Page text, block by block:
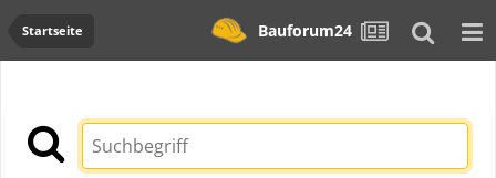
Startseite Bauforum24